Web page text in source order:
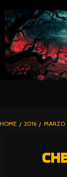
TO
CONTENT
HOME 2016 MARZO